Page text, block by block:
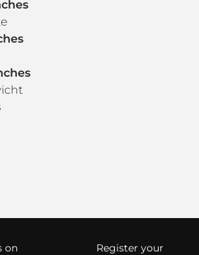
on
Register your